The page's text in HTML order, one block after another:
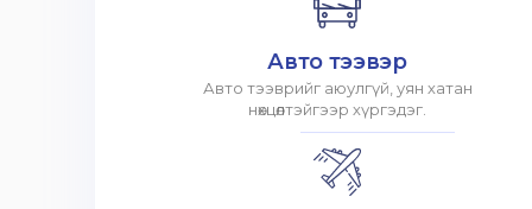
Авто тээвэр
Авто тээврийг аюулгүй, уян хатан
нөхцөлтэйгээр хүргэдэг.